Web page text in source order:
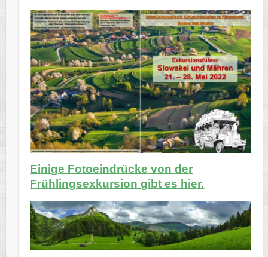
Einige Fotoeindrücke von der
Frühlingsexkursion gibt es hier.